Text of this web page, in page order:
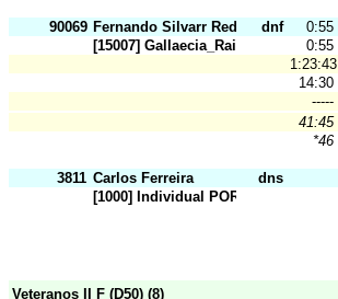
90069 Fernando Silvarr Redondodnf 0:55
[15007] Gallaecia_Raid
0:55
1:23:43
14:30
-----
41:45
*46
3811 Carlos Ferreira
dns
[1000] Individual POR Fed
Veteranos II F (D50) (8)